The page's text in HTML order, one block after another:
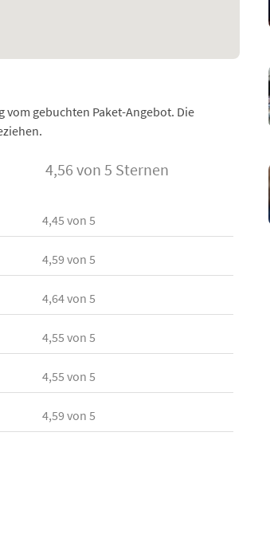
gebuchten Paket-Angebot. Die
4,56 von 5 Sternen
4,45 von 5
4,59 von 5
4,64von 5
4,55 von 5
4,55 von 5
4,59 von 5